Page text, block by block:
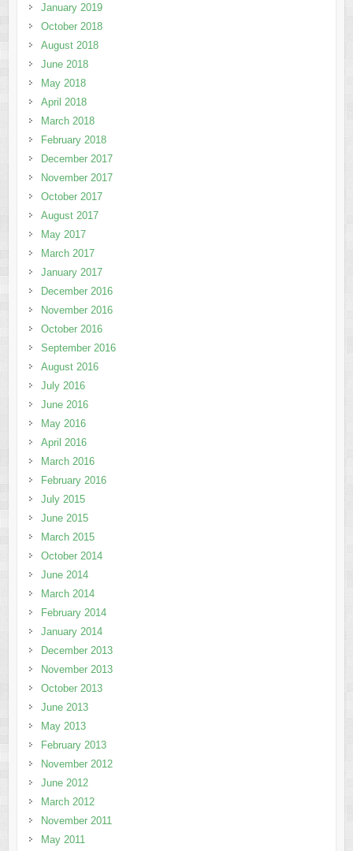
January 2019
October 2018
August 2018
June 2018
May 2018
April 2018
March 2018
February 2018
December 2017
November 2017
October 2017
August 2017
May 2017
March 2017
January 2017
December 2016
November 2016
October 2016
September 2016
August 2016
July 2016
June 2016
May 2016
April 2016
March 2016
February 2016
July 2015
June 2015
March 2015
October 2014
June 2014
March 2014
February 2014
January 2014
December 2013
November 2013
October 2013
June 2013
May 2013
February 2013
November 2012
June 2012
March 2012
November 2011
May 2011